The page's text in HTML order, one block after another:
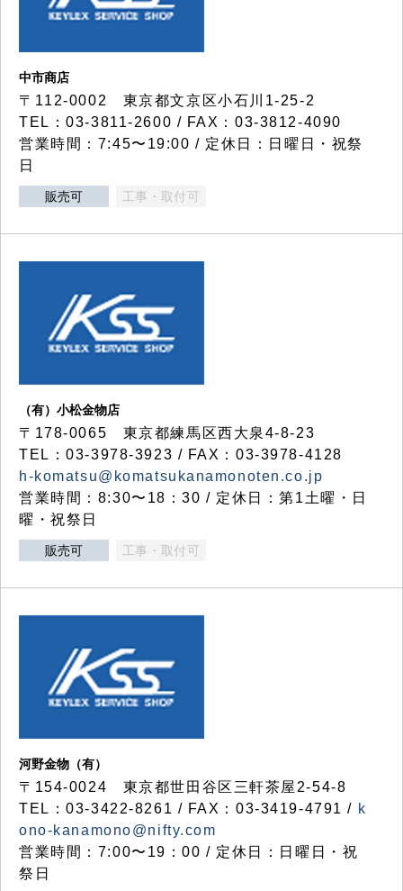
中市商店
〒112-0002 東京都文京区小石川1-25-2
TEL：03-3811-2600 / FAX：03-3812-4090
営業時間：7:45〜19:00 / 定休日：日曜日・祝祭
日
販売可 工事・取付可
（有）小松金物店
〒178-0065 東京都練馬区西大泉4-8-23
TEL：03-3978-3923 / FAX：03-3978-4128
h-komatsu@komatsukanamonoten.co.jp
営業時間：8:30〜18：30 / 定休日：第1土曜・日
曜・祝祭日
販売可 工事・取付可
河野金物（有）
〒154-0024 東京都世田谷区三軒茶屋2-54-8
TEL：03-3422-8261 / FAX：03-3419-4791 / k
ono-kanamono@nifty.com
営業時間：7:00〜19：00 / 定休日：日曜日・祝
祭日